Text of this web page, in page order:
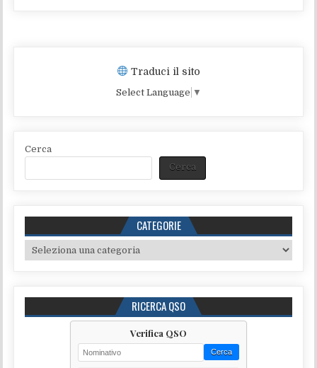
Traduci il sito
Select Language ▼
Cerca
Cerca
CATEGORIE
Categorie
RICERCA QSO
Verifica QSO
Cerca